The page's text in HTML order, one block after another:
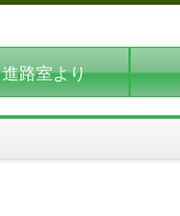
進路室より